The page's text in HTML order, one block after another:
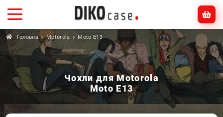
Головна Motorola Moto E13
Чохли для Motorola
Moto E13